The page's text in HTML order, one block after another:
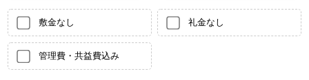
敷金なし 礼金なし
管理費・共益費込み